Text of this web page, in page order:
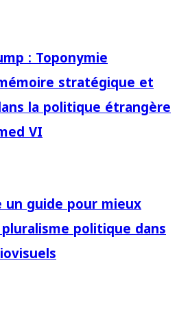
: Toponymie
stratégique et
la politique étrangère
VI
un guide pour mieux
politique dans